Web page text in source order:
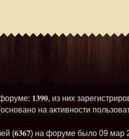
1390, из них
на активности
(6367) на форуме было 09 мар